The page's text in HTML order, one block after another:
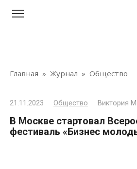
Главная » Журнал » Общество
21.11.2023 Общество Виктория
В Москве стартовал
фестиваль «Бизнес